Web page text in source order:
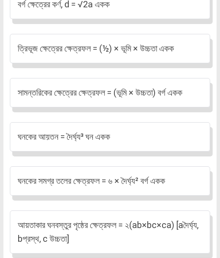
বর্গ ক্ষেত্রের কর্ণ, d = √2a একক
ত্রিভূজ ক্ষেত্রের ক্ষেত্রফল = (½) × ভূমি × ‍উচ্চতা একক
সামন্তরিকের ক্ষেত্রের ক্ষেত্রফল = (ভূমি × ‍উচ্চতা) বর্গ একক
ঘনকের আয়তন = দৈর্ঘ্য³ ঘন একক
ঘনকের সমগ্র তলের ক্ষেত্রফল = ৬ × ‍দৈর্ঘ্য² বর্গ একক
আয়তাকার ঘনবস্তুর পৃষ্ঠের ক্ষেত্রফল = ২(ab×bc×ca) [aদৈর্ঘ্য,
bপ্রস্থ, c উচ্চতা]